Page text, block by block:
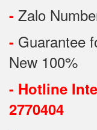
- Zalo
- Guarantee
New 100%
- Hotline
2770404